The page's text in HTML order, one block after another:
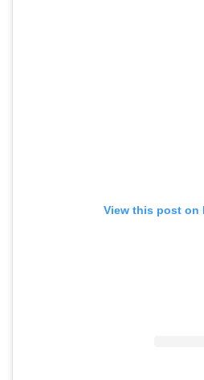
View this post on